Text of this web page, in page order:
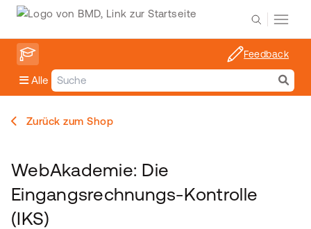
Alle
Feedback
Zurück zum Shop
WebAkademie: Die
Eingangsrechnungs-Kontrolle
(IKS)